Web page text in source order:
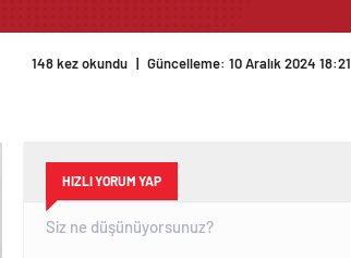
148 kez okundu | Güncelleme: 10 Aralık 2024 18:21
HIZLI YORUM YAP